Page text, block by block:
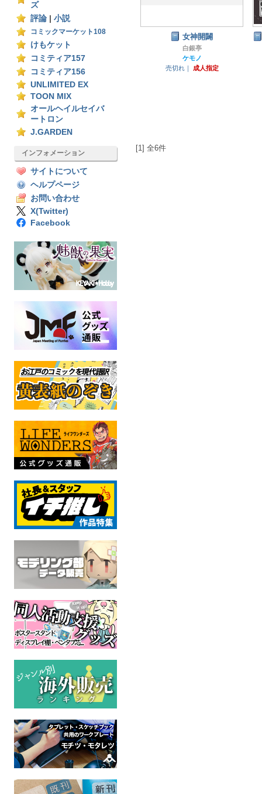
ズ
評論
小説
コミックマーケット108
けもケット
コミティア157
コミティア156
UNLIMITED EX
TOON MIX
オールヘイルセイバ
ートロン
J.GARDEN
インフォメーション
サイトについて
ヘルプページ
お問い合わせ
X(Twitter)
Facebook
女神開闢
白銀亭
ケモノ
売切れ｜
成人指定
[1] 全6件